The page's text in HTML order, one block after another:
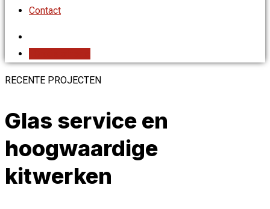
Contact
RECENTE PROJECTEN
Glas service en
hoogwaardige
kitwerken